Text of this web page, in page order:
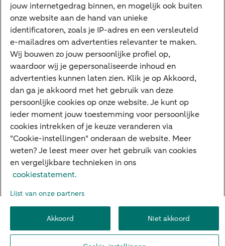
Cyber Veilig & Zeker
Private Banking
Interessant
Sectoren & trends
Ondernemersverhalen
Valutacentrum
Alles over PSD2
Business Community
Over ABN AMRO
Toegankelijkheid
PrivacyDisclaimerCookie-instellingen
© 2026 ABN AMRO
jouw internetgedrag binnen, en mogelijk ook buiten
onze website aan de hand van unieke
identificatoren, zoals je IP-adres en een versleuteld
e-mailadres om advertenties relevanter te maken.
Wij bouwen zo jouw persoonlijke profiel op,
waardoor wij je gepersonaliseerde inhoud en
advertenties kunnen laten zien. Klik je op Akkoord,
dan ga je akkoord met het gebruik van deze
persoonlijke cookies op onze website. Je kunt op
ieder moment jouw toestemming voor persoonlijke
cookies intrekken of je keuze veranderen via
"Cookie-instellingen" onderaan de website. Meer
weten? Je leest meer over het gebruik van cookies
en vergelijkbare technieken in ons
cookiestatement.
Lijst van onze partners
Akkoord Niet akkoord